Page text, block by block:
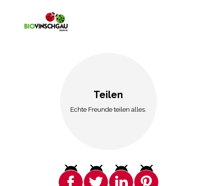
Teilen
Echte Freunde teilen alles.